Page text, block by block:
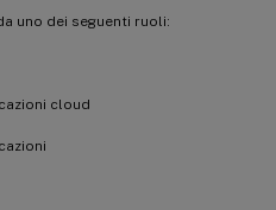
uno dei seguenti ruoli:
cloud